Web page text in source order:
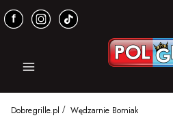
Menu
Dobregrille.pl Wędzarnie Borniak